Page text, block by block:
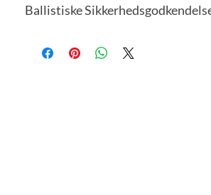
Ballistiske
både det amerikanske og danske militærs